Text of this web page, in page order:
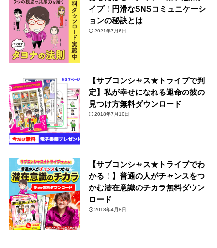
イプ！円滑なSNSコミュニケーシ
ョンの秘訣とは
2021年7月6日
【サブコンシャス★トライブで判
定】私が幸せになれる運命の彼の
見つけ方無料ダウンロード
2018年7月10日
【サブコンシャス★トライブでわ
かる！】普通の人がチャンスをつ
かむ潜在意識のチカラ無料ダウン
ロード
2018年4月8日